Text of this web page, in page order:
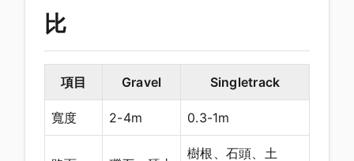
比
項目 Gravel Singletrack
寬度 2-4m 0.3-1m
樹根、石頭、土